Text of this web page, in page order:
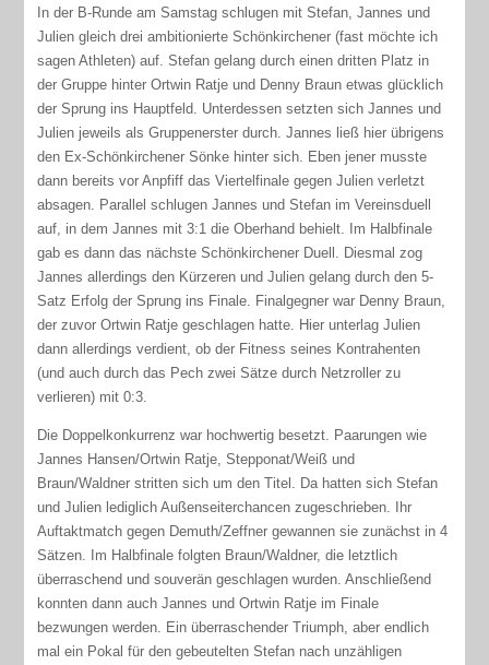
In der B-Runde am Samstag schlugen mit Stefan, Jannes und
Julien gleich drei ambitionierte Schönkirchener (fast möchte ich
sagen Athleten) auf. Stefan gelang durch einen dritten Platz in
der Gruppe hinter Ortwin Ratje und Denny Braun etwas glücklich
der Sprung ins Hauptfeld. Unterdessen setzten sich Jannes und
Julien jeweils als Gruppenerster durch. Jannes ließ hier übrigens
den Ex-Schönkirchener Sönke hinter sich. Eben jener musste
dann bereits vor Anpfiff das Viertelfinale gegen Julien verletzt
absagen. Parallel schlugen Jannes und Stefan im Vereinsduell
auf, in dem Jannes mit 3:1 die Oberhand behielt. Im Halbfinale
gab es dann das nächste Schönkirchener Duell. Diesmal zog
Jannes allerdings den Kürzeren und Julien gelang durch den 5-
Satz Erfolg der Sprung ins Finale. Finalgegner war Denny Braun,
der zuvor Ortwin Ratje geschlagen hatte. Hier unterlag Julien
dann allerdings verdient, ob der Fitness seines Kontrahenten
(und auch durch das Pech zwei Sätze durch Netzroller zu
verlieren) mit 0:3.
Die Doppelkonkurrenz war hochwertig besetzt. Paarungen wie
Jannes Hansen/Ortwin Ratje, Stepponat/Weiß und
Braun/Waldner stritten sich um den Titel. Da hatten sich Stefan
und Julien lediglich Außenseiterchancen zugeschrieben. Ihr
Auftaktmatch gegen Demuth/Zeffner gewannen sie zunächst in 4
Sätzen. Im Halbfinale folgten Braun/Waldner, die letztlich
überraschend und souverän geschlagen wurden. Anschließend
konnten dann auch Jannes und Ortwin Ratje im Finale
bezwungen werden. Ein überraschender Triumph, aber endlich
mal ein Pokal für den gebeutelten Stefan nach unzähligen